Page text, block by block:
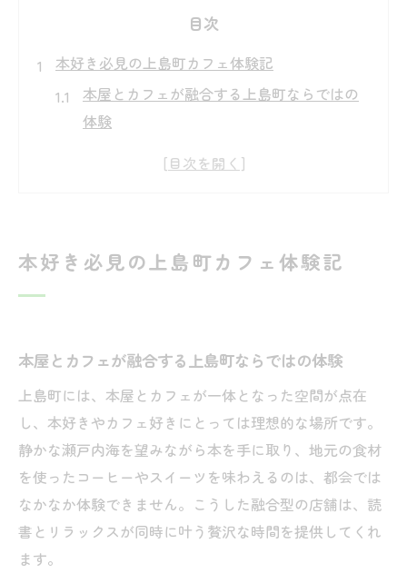
目次
本好き必見の上島町カフェ体験記
本屋とカフェが融合する上島町ならではの
体験
本好きが集うカフェで過ごす特別な一日
カフェ巡りで発見する上島町の新たな本屋
ゆめしま海道カフェ巡りで島時間を満喫
瀬戸内海の景色とカフェで非日常を体感
本屋好き必見のカフェが集う島の魅力
カフェと読書で過ごす癒しの島ドライブ
上島町で楽しむ個性豊かなカフェ巡り旅
ゆめしま海道を辿るカフェ旅のすすめ
ゆめしま海道沿いのカフェで本と出会う旅
本好き必見の上島町カフェ体験記
本屋とカフェが融合する上島町ならではの体験
上島町には、本屋とカフェが一体となった空間が点在
し、本好きやカフェ好きにとっては理想的な場所です。
静かな瀬戸内海を望みながら本を手に取り、地元の食材
を使ったコーヒーやスイーツを味わえるのは、都会では
なかなか体験できません。こうした融合型の店舗は、読
書とリラックスが同時に叶う贅沢な時間を提供してくれ
ます。